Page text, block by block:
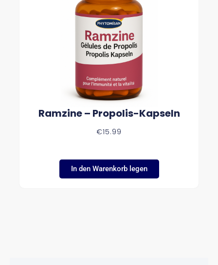
Ramzine – Propolis-Kapseln
€15.99
In den Warenkorb legen